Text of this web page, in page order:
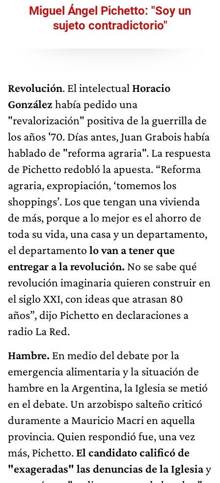
Miguel Ángel Pichetto: "Soy un
sujeto contradictorio"
Revolución. El intelectual Horacio
Gonzálezhabía pedido una
"revalorización" positiva de la guerrilla de
los años '70. Días antes, Juan Grabois había
hablado de "reforma agraria". La respuesta
de Pichetto redobló la apuesta. “Reforma
agraria, expropiación, ‘tomemos los
shoppings’. Los que tengan una vivienda
de más, porque a lo mejor es el ahorro de
toda su vida, una casa y un departamento,
el departamento lo van a tener que
entregar a la revolución. No se sabe qué
revolución imaginaria quieren construir en
el siglo XXI, con ideas que atrasan 80
años”, dijo Pichetto en declaraciones a
radio La Red.
Hambre. En medio del debate por la
emergencia alimentaria y la situación de
hambre en la Argentina, la Iglesia se metió
en el debate. Un arzobispo salteño criticó
duramente a Mauricio Macri en aquella
provincia. Quien respondió fue, una vez
más, Pichetto. El candidato calificó de
"exageradas" las denuncias de la Iglesiay